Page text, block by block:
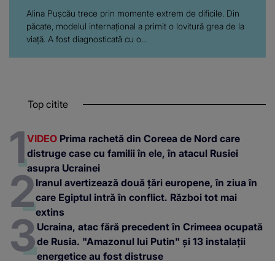
Alina Pușcău trece prin momente extrem de dificile. Din
păcate, modelul internațional a primit o lovitură grea de la
viață. A fost diagnosticată cu o...
Top citite
VIDEO Prima rachetă din Coreea de Nord care
distruge case cu familii în ele, în atacul Rusiei
asupra Ucrainei
Iranul avertizează două țări europene, în ziua în
care Egiptul intră în conflict. Război tot mai
extins
Ucraina, atac fără precedent în Crimeea ocupată
de Rusia. "Amazonul lui Putin" și 13 instalații
energetice au fost distruse